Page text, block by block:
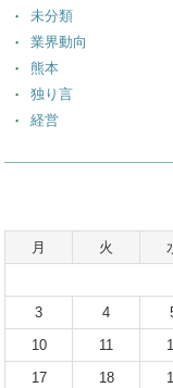
未分類
業界動向
熊本
独り言
経営
月 火
3
4
10
11
17
18